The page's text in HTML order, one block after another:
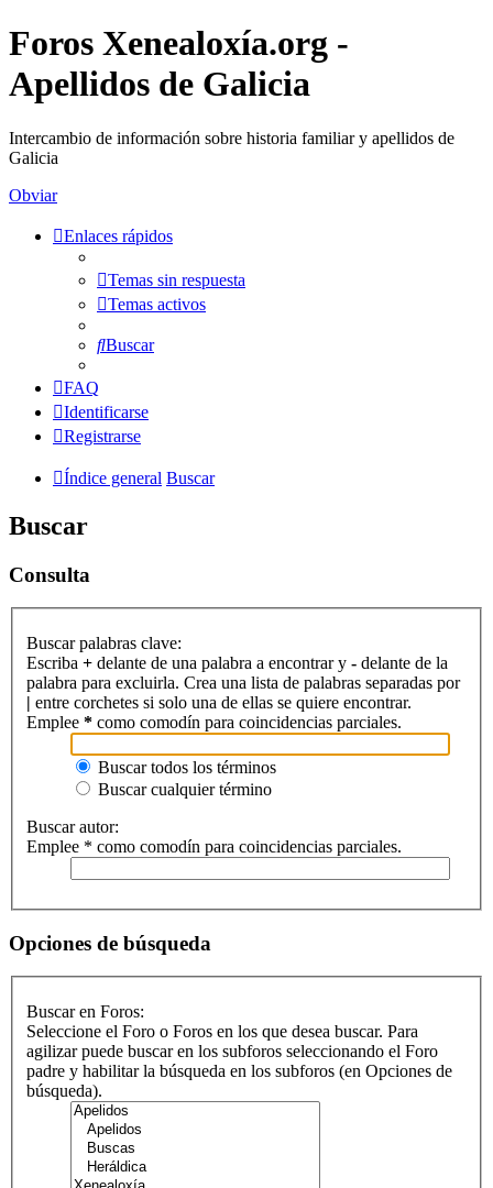
Foros Xenealoxía.org -
Apellidos de Galicia
Intercambio de información sobre historia familiar y apellidos de
Galicia
Obviar
Enlaces rápidos
Temas sin respuesta
Temas activos
Buscar
FAQ
Identificarse
Registrarse
Índice general Buscar
Buscar
Consulta
Buscar palabras clave:
Escriba + delante de una palabra a encontrar y - delante de la
palabra para excluirla. Crea una lista de palabras separadas por
| entre corchetes si solo una de ellas se quiere encontrar.
Emplee * como comodín para coincidencias parciales.
Buscar todos los términos
Buscar cualquier término
Buscar autor:
Emplee * como comodín para coincidencias parciales.
Opciones de búsqueda
Buscar en Foros:
Seleccione el Foro o Foros en los que desea buscar. Para
agilizar puede buscar en los subforos seleccionando el Foro
padre y habilitar la búsqueda en los subforos (en Opciones de
búsqueda).